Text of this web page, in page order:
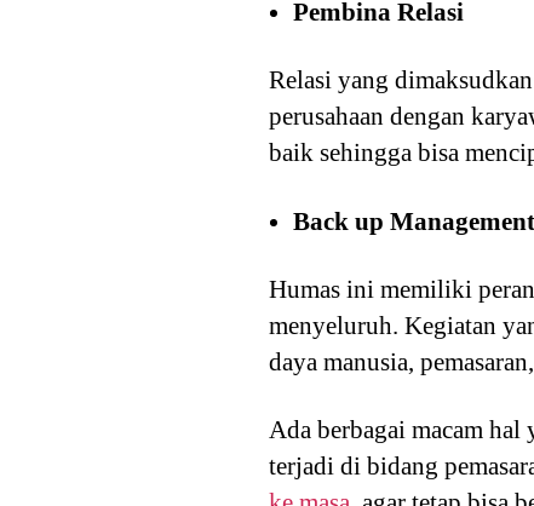
Pembina Relasi
Relasi yang
perusahaan dengan
baik sehingga bisa
Back up Management
Humas ini memiliki peran
menyeluruh. Kegiatan
daya manusia,
Ada berbagai macam
terjadi di bidang